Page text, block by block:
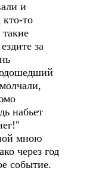
и
то
за
набьет
мною
через год
событие.